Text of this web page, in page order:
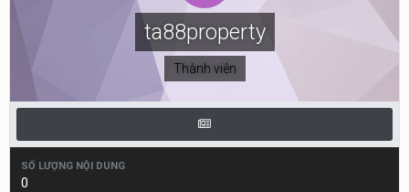
ta88property
Thành viên
SỐ LƯỢNG NỘI DUNG
0